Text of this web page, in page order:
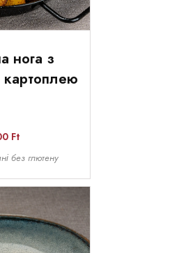
нога з
Ft
без глютену